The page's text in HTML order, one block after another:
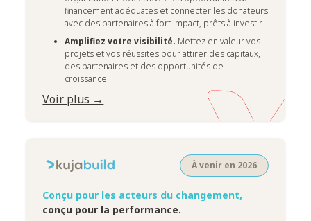
financement adéquates et connecter les donateurs
avec des partenaires à fort impact, prêts à investir.
Amplifiez votre visibilité. Mettez en valeur vos
projets et vos réussites pour attirer des capitaux,
des partenaires et des opportunités de
croissance.
Voir plus →
À venir en 2026
Conçu pour les acteurs du changement,
conçu pour la performance.